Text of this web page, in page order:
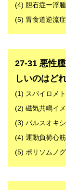
(4) 胆石症ー浮腫
(5) 胃食道逆流
解答
27-31 悪性
しいのはど
(1) スパイロメト
(2) 磁気共鳴イ
(3) パルスオキ
(4) 運動負荷心
(5) ポリソムノ
解答